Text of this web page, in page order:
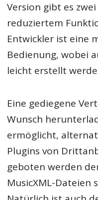
Version gibt es
reduziertem
Entwickler ist eine
Bedienung, wobei
leicht erstellt
Eine gediegene
Wunsch
ermöglicht,
Plugins von
geboten werden
MusicXML-Dateien